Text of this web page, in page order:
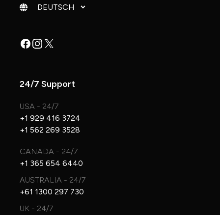
Sprache ändern
Facebook
Instagram
X
24/7 Support
USA - 24/7
+1 929 416 3724
+1 562 269 3528
CANADA - 24/7
+1 365 654 6440
AUSTRALIA - 24/7
+61 1300 297 730
UK - 24/7